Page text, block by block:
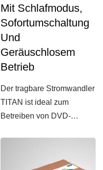
Mit Schlafmodus,
Sofortumschaltung
Und
Geräuschlosem
Betrieb
Der tragbare Stromwandler
TITAN ist ideal zum
Betreiben von DVD-